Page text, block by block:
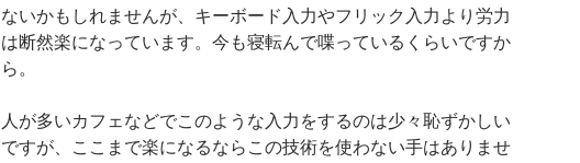
ないかもしれませんが、キーボード入力やフリック入力より労力
は断然楽になっています。今も寝転んで喋っているくらいですか
ら。
人が多いカフェなどでこのような入力をするのは少々恥ずかしい
ですが、ここまで楽になるならこの技術を使わない手はありませ